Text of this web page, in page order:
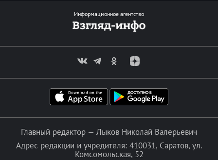
Информационное агентство
Главный редактор — Лыков Николай Валерьевич
Адрес редакции и учредителя: 410031, Саратов, ул.
Комсомольская, 52